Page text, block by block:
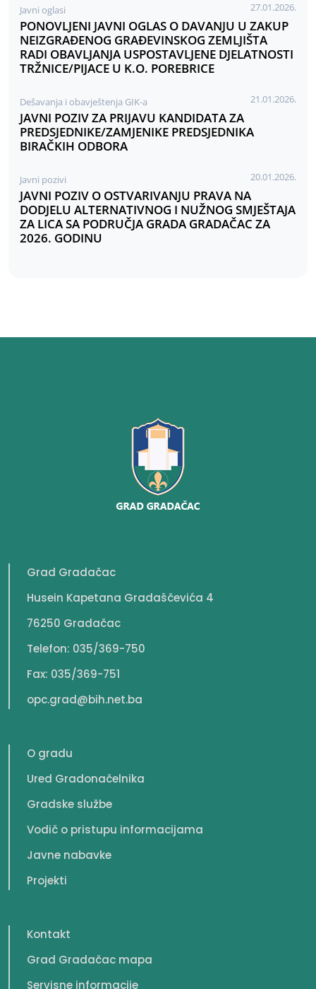
Javni oglasi 27.01.2026.
PONOVLJENI JAVNI OGLAS O DAVANJU U ZAKUP
NEIZGRAĐENOG GRAĐEVINSKOG ZEMLJIŠTA
RADI OBAVLJANJA USPOSTAVLJENE DJELATNOSTI
TRŽNICE/PIJACE U K.O. POREBRICE
Dešavanja i obavještenja GIK-a 21.01.2026.
JAVNI POZIV ZA PRIJAVU KANDIDATA ZA
PREDSJEDNIKE/ZAMJENIKE PREDSJEDNIKA
BIRAČKIH ODBORA
Javni pozivi 20.01.2026.
JAVNI POZIV O OSTVARIVANJU PRAVA NA
DODJELU ALTERNATIVNOG I NUŽNOG SMJEŠTAJA
ZA LICA SA PODRUČJA GRADA GRADAČAC ZA
2026. GODINU
Grad Gradačac
Husein Kapetana Gradaščevića 4
76250 Gradačac
Telefon: 035/369-750
Fax: 035/369-751
opc.grad@bih.net.ba
O gradu
Ured Gradonačelnika
Gradske službe
Vodič o pristupu informacijama
Javne nabavke
Projekti
Kontakt
Grad Gradačac mapa
Servisne informacije